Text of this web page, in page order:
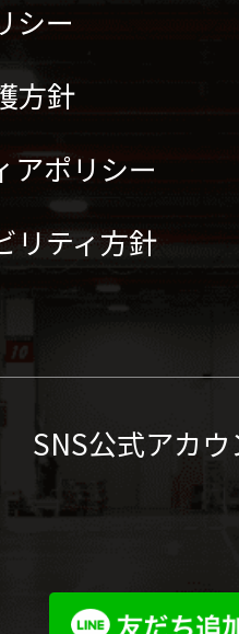
シー
方針
アポリシー
リティ方針
SNS公式アカ